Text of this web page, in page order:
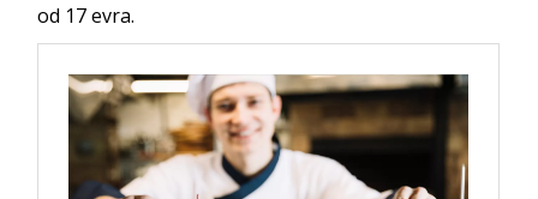
od 17 evra.